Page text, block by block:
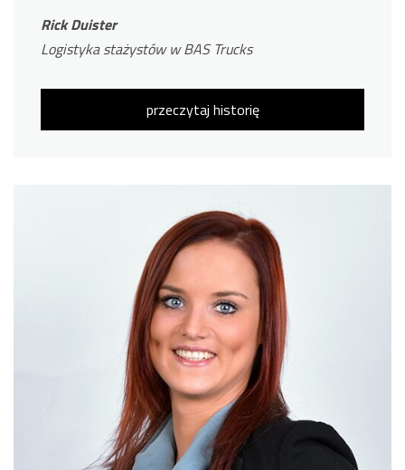
Rick Duister
Logistyka stażystów w BAS Trucks
przeczytaj historię